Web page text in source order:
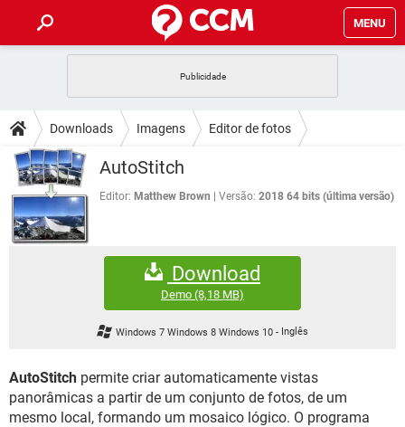
MENU
CELULAR FACEBOOK
OUTLOOK
INSTAGRAM GMAIL
GUIA DE COMPRAS
DICAS
JOGOS
CELULAR
OUTLOOK
INSTAGRAM
DOWNLOADS
JOGOS WHATSAPP
CELULAR
EXCEL
GMAIL
FÓRUM
JOGOS
FACEBOOK
EXCEL
GMAIL
WHATSAPP
INSTAGRAM GMAIL
GUIA DE COMPRAS
Downloads Imagens Editor de fotos
AutoStitch
Editor: Matthew Brown Versão: 2018 64 bits (última versão)
Download
Demo (8,18 MB)
Windows 7 Windows 8 Windows 10 - Inglês
AutoStitch permite criar automaticamente vistas
panorâmicas a partir de um conjunto de fotos, de um
mesmo local, formando um mosaico lógico. O programa